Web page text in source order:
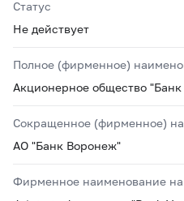
Статус
Не действует
Полное (фирменное)
Акционерное общество
Сокращенное (фирменное)
АО "Банк Воронеж"
Фирменное наименование